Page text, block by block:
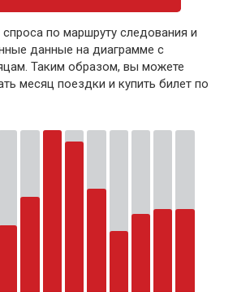
по маршруту следования и
данные на диаграмме с
Таким образом, вы можете
месяц поездки и купить билет по